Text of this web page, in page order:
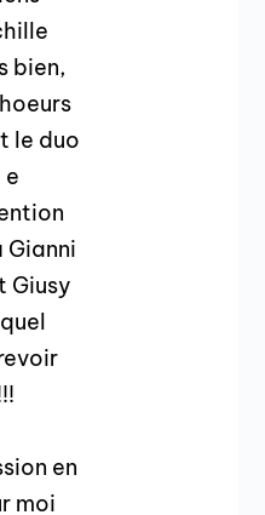
bien,
le duo
e
Gianni
Giusy
en
moi